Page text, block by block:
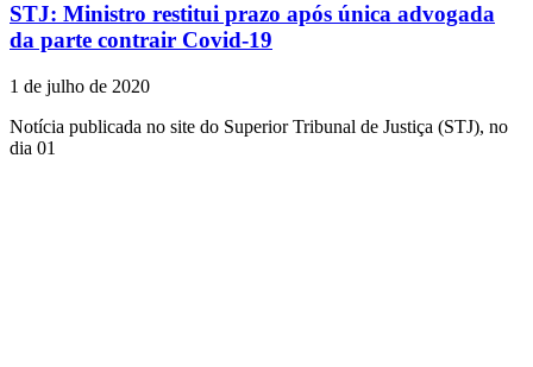
STJ: Ministro restitui prazo após única advogada
da parte contrair Covid-19
1 de julho de 2020
Notícia publicada no site do Superior Tribunal de Justiça (STJ), no
dia 01